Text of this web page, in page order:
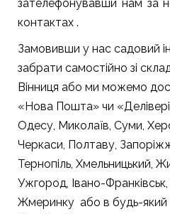
зателефонувавши нам за
контактах .
Замовивши у нас садовий
забрати самостійно зі
Вінниця або ми можемо
«Нова Пошта» чи
Одесу, Миколаїв, Суми,
Черкаси, Полтаву,
Тернопіль, Хмельницький,
Ужгород, Івано-
Жмеринку або в будь-який